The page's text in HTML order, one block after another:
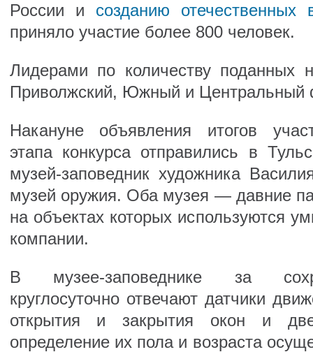
России и созданию отечественных
приняло участие более 800 человек.
Лидерами по количеству поданных
Приволжский, Южный и Центральный
Накануне объявления итогов
этапа конкурса отправились в
музей-заповедник художника
музей оружия. Оба музея — давние
на объектах которых используются
компании.
В музее-заповеднике за
круглосуточно отвечают датчики
открытия и закрытия окон и
определение их пола и возраста